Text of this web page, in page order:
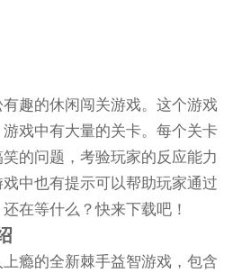
趣的休闲闯关游戏。这个游戏
戏中有大量的关卡。每个关卡
的问题，考验玩家的反应能力
中也有提示可以帮助玩家通过
在等什么？快来下载吧！
瘾的全新棘手益智游戏，包含